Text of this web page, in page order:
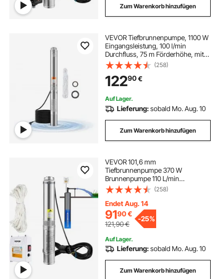
schwengelpumpe gartenpumpe
handschwengelpumpe wasserpumpe
wasserpumpe pumpe
tiefbrunnenpumpe pumpen
wasserpumpen brunnenpumpen
pumpe tiefbrunnenpumpe
tiefbrunnenpumpen-für-wasser
wasserpump 230v
Zum Warenkorb hinzufügen
VEVOR Tiefbrunnenpumpe, 1100 W
Eingangsleistung, 100 l/min
Durchfluss, 75 m Förderhöhe, mit
20 m Kabel, Tauchpumpe, für
industrielle Bewässerung und
Heimgebrauch, IP68-
Wasserschutzklasse
(258)
12290€
Auf Lager.
Lieferung:sobald Mo. Aug. 10
Zum Warenkorb hinzufügen
VEVOR 101,6 mm
Tiefbrunnenpumpe 370 W
Brunnenpumpe 110 L/min
Tauchpumpe max Förderhöhe 44m
Rohrpumpe 230 V 50 Hz
Sandpumpe Edelstahl
Wasserpumpe 0-40°C Pumpe
(258)
Endet Aug. 14
9190€
121,90€
-25%
Auf Lager.
Lieferung:sobald Mo. Aug. 10
Zum Warenkorb hinzufügen